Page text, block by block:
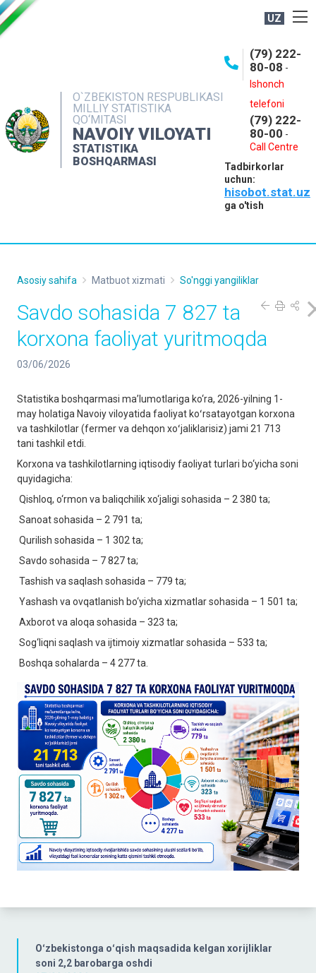
UZ
O`ZBEKISTON RESPUBLIKASI
MILLIY STATISTIKA
QO‘MITASI
NAVOIY VILOYATI
STATISTIKA
BOSHQARMASI
(79) 222-
80-08 -
Ishonch
telefoni
(79) 222-
80-00 -
Call Centre
Tadbirkorlar
uchun:
hisobot.stat.uz
ga o'tish
OCHIQ MA'LUMOTLAR
INTERAKTIV XIZMATLAR
MUROJAATLAR
Oʻzbekistonga oʻqish maqsadida kelgan xorijliklar
soni 2,2 barobarga oshdi
Asosiy sahifa Matbuot xizmati So'nggi yangiliklar
Savdo sohasida 7 827 ta
korxona faoliyat yuritmoqda
03/06/2026
Statistika boshqarmasi ma’lumotlariga ko‘ra, 2026-yilning 1-
may holatiga Navoiy viloyatida faoliyat koʻrsatayotgan korxona
va tashkilotlar (fermer va dehqon xoʻjaliklarisiz) jami 21 713
tani tashkil etdi.
Korxona va tashkilotlarning iqtisodiy faoliyat turlari bo‘yicha soni
quyidagicha:
Qishloq, o‘rmon va baliqchilik xo‘jaligi sohasida – 2 380 ta;
Sanoat sohasida – 2 791 ta;
Qurilish sohasida – 1 302 ta;
Savdo sohasida – 7 827 ta;
Tashish va saqlash sohasida – 779 ta;
Yashash va ovqatlanish bo‘yicha xizmatlar sohasida – 1 501 ta;
Axborot va aloqa sohasida – 323 ta;
Sog‘liqni saqlash va ijtimoiy xizmatlar sohasida – 533 ta;
Boshqa sohalarda – 4 277 ta.